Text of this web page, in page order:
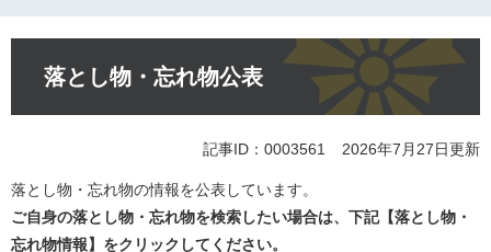
落とし物・忘れ物公表
記事ID：0003561 2026年7月27日更新
落とし物・忘れ物の情報を公表しています。
ご自身の落とし物・忘れ物を検索したい場合は、下記【落とし物・
忘れ物情報】をクリックしてください。